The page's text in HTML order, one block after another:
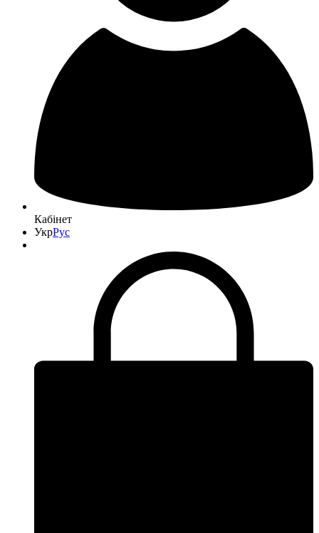
Кабінет
УкрРус